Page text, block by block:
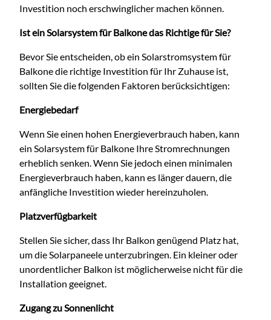
Investition noch erschwinglicher machen können.
Ist ein Solarsystem für Balkone das Richtige für Sie?
Bevor Sie entscheiden, ob ein Solarstromsystem für
Balkone die richtige Investition für Ihr Zuhause ist,
sollten Sie die folgenden Faktoren berücksichtigen:
Energiebedarf
Wenn Sie einen hohen Energieverbrauch haben, kann
ein Solarsystem für Balkone Ihre Stromrechnungen
erheblich senken. Wenn Sie jedoch einen minimalen
Energieverbrauch haben, kann es länger dauern, die
anfängliche Investition wieder hereinzuholen.
Platzverfügbarkeit
Stellen Sie sicher, dass Ihr Balkon genügend Platz hat,
um die Solarpaneele unterzubringen. Ein kleiner oder
unordentlicher Balkon ist möglicherweise nicht für die
Installation geeignet.
Zugang zu Sonnenlicht